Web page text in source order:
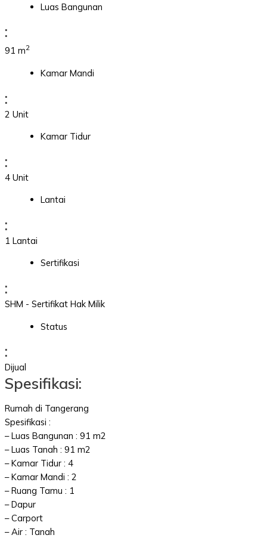
Luas Bangunan
:
91 m2
Kamar Mandi
:
2 Unit
Kamar Tidur
:
4 Unit
Lantai
:
1 Lantai
Sertifikasi
:
SHM - Sertifikat Hak Milik
Status
:
Dijual
Spesifikasi:
Rumah di Tangerang
Spesifikasi :
– Luas Bangunan : 91 m2
– Luas Tanah : 91 m2
– Kamar Tidur : 4
– Kamar Mandi : 2
– Ruang Tamu : 1
– Dapur
– Carport
– Air : Tanah